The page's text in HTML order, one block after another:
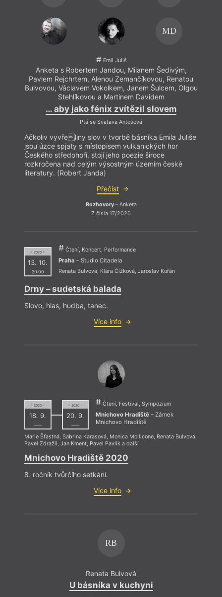
MD
Emil Juliš
Anketa s Robertem Jandou, Milanem Šedivým,
Pavlem Rejchrtem, Alenou Zemančíkovou, Renatou
Bulvovou, Václavem Vokolkem, Janem Šulcem, Olgou
Stehlíkovou a Martinem Davidem
… aby jako fénix zvítězil slovem
Ptá se Svatava Antošová
Ačkoliv vyvřeliny slov v tvorbě básníka Emila Juliše
jsou úzce spjaty s místopisem vulkanických hor
Českého středohoří, stojí jeho poezie široce
rozkročena nad celým výsostným územím české
literatury. (Robert Janda)
Přečíst
Rozhovory– Anketa
Z čísla 17/2020
= 2020 =
13. 10.
20:00
Čtení, Koncert, Performance
Praha – Studio Citadela
Renata Bulvová, Klára Čížková,Jaroslav Kořán
Drny – sudetská balada
Slovo, hlas, hudba, tanec.
Více info
= 2020 =
18. 9.
––––
= 2020 =
20. 9.
––––
Čtení, Festival, Sympozium
Mnichovo Hradiště – Zámek
Mnichovo Hradiště
Marie Šťastná,Sabrina Karasová, Monica Mollicone, Renata Bulvová,
Pavel Zdražil,Jan Kment, Pavel Pavlík a další
Mnichovo Hradiště 2020
8. ročník tvůrčího setkání.
Více info
RB
Renata Bulvová
U básníka v kuchyni